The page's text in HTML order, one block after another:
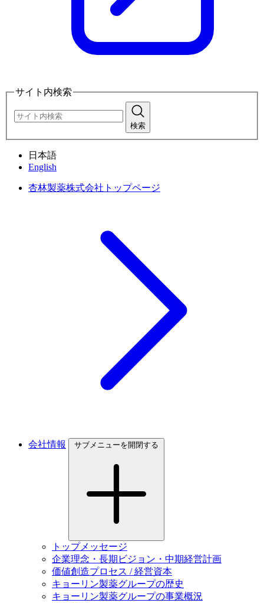
サイト内検索
検索
日本語
English
杏林製薬株式会社トップページ
会社情報 サブメニューを開閉する
トップメッセージ
企業理念・長期ビジョン・中期経営計画
価値創造プロセス / 経営資本
キョーリン製薬グループの歴史
キョーリン製薬グループの事業概況